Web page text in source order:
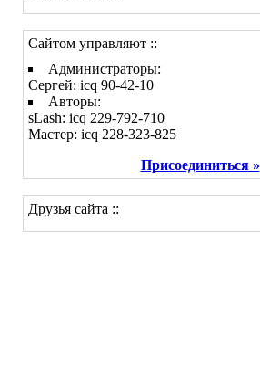
Сайтом управляют ::
Администраторы:
Сергей: icq 90-42-10
Авторы:
sLash: icq 229-792-710
Мастер: icq 228-323-825
Присоединиться »
Друзья сайта ::